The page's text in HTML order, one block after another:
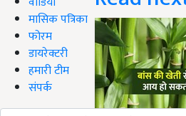
मासिक पत्रिका
फोरम
डायरेक्टरी
हमारी टीम
संपर्क